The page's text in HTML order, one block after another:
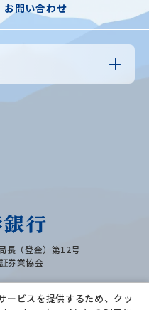
ービスを提供するため、クッ
お問い合わせ
長（登金）第12号
券業協会